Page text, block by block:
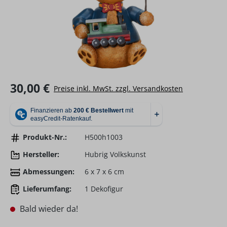
Regulärer Preis:
30,00 € Preise inkl. MwSt. zzgl. Versandkosten
Produkt-Nr.:
H500h1003
Hersteller:
Hubrig Volkskunst
Abmessungen:
6 x 7 x 6 cm
Lieferumfang:
1 Dekofigur
Bald wieder da!